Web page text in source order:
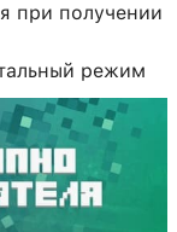
при получении
режим